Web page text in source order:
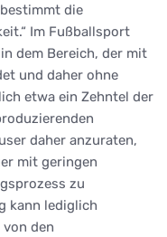
die
Im Fußballsport
dem Bereich, der mit
und daher ohne
etwa ein Zehntel der
daher anzuraten,
mit geringen
zu
kann lediglich
den